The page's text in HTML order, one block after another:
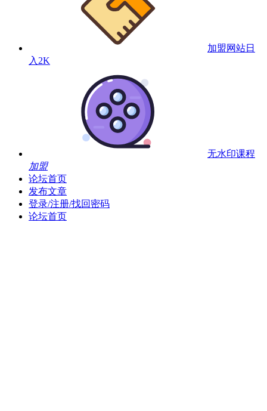
加盟网站日
入2K
无水印课程
加盟
论坛首页
发布文章
登录/注册/找回密码
论坛首页